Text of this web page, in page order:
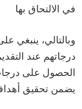
في الالتحاق بها
وبالتالي، ينبغي
درجاتهم عند
الحصول على درجات
يضمن تحقيق